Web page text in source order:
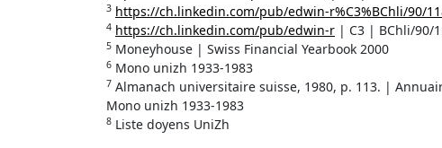
3 https://ch.linkedin.com/pub/edwin-r%C3%BChli/90/
4 https://ch.linkedin.com/pub/edwin-r | C3 | BChli/90/
5 Moneyhouse | Swiss Financial Yearbook 2000
6 Mono unizh 1933-1983
7 Almanach universitaire suisse, 1980, p. 113. |
Mono unizh 1933-1983
8 Liste doyens UniZh